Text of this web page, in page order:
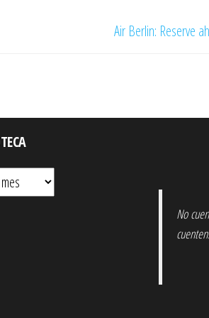
Air Berlin: Reserve
No
cuenten.